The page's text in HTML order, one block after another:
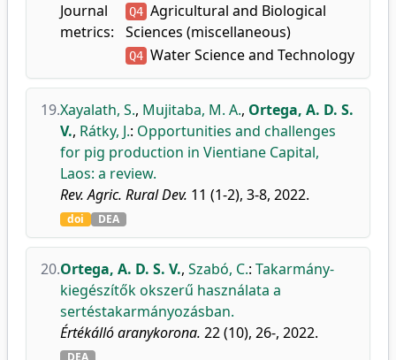
Journal
metrics:
Q4 Agricultural and Biological
Sciences (miscellaneous)
Q4 Water Science and Technology
19.Xayalath, S., Mujitaba, M. A., Ortega, A. D. S.
V., Rátky, J.: Opportunities and challenges
for pig production in Vientiane Capital,
Laos: a review.
Rev. Agric. Rural Dev. 11 (1-2), 3-8, 2022.
doi DEA
20.Ortega, A. D. S. V., Szabó, C.: Takarmány-
kiegészítők okszerű használata a
sertéstakarmányozásban.
Értékálló aranykorona. 22 (10), 26-, 2022.
DEA